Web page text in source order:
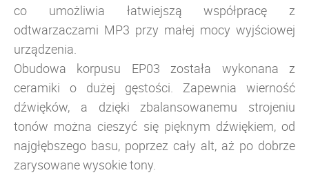
co umożliwia łatwiejszą współpracę z
odtwarzaczami MP3 przy małej mocy wyjściowej
urządzenia.
Obudowa korpusu EP03 została wykonana z
ceramiki o dużej gęstości. Zapewnia wierność
dźwięków, a dzięki zbalansowanemu strojeniu
tonów można cieszyć się pięknym dźwiękiem, od
najgłębszego basu, poprzez cały alt, aż po dobrze
zarysowane wysokie tony.